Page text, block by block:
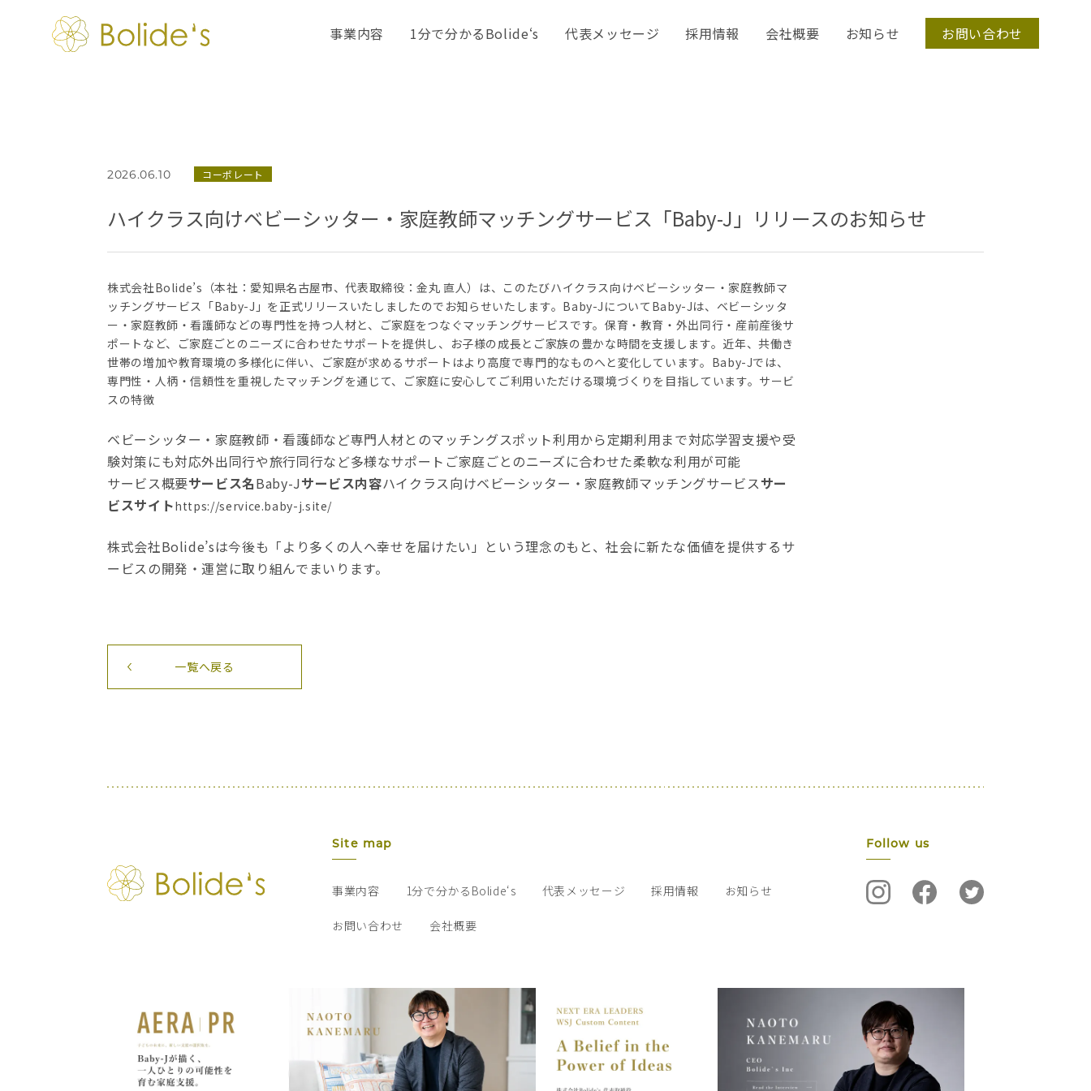
事業内容 1分で分かるBolide‘s 代表メッセージ 採用情報 会社概要 お知らせ お問い合わせ
2026.06.10 コーポレート
ハイクラス向けベビーシッター・家庭教師マッチングサービス「Baby-J」リリースのお知らせ
株式会社Bolide’s（本社：愛知県名古屋市、代表取締役：金丸 直人）は、このたびハイクラス向けベビーシッター・家庭教師マ
ッチングサービス「Baby-J」を正式リリースいたしましたのでお知らせいたします。Baby-JについてBaby-Jは、ベビーシッタ
ー・家庭教師・看護師などの専門性を持つ人材と、ご家庭をつなぐマッチングサービスです。保育・教育・外出同行・産前産後サ
ポートなど、ご家庭ごとのニーズに合わせたサポートを提供し、お子様の成長とご家族の豊かな時間を支援します。近年、共働き
世帯の増加や教育環境の多様化に伴い、ご家庭が求めるサポートはより高度で専門的なものへと変化しています。Baby-Jでは、
専門性・人柄・信頼性を重視したマッチングを通じて、ご家庭に安心してご利用いただける環境づくりを目指しています。サービ
スの特徴
ベビーシッター・家庭教師・看護師など専門人材とのマッチングスポット利用から定期利用まで対応学習支援や受
験対策にも対応外出同行や旅行同行など多様なサポートご家庭ごとのニーズに合わせた柔軟な利用が可能
サービス概要サービス名Baby-Jサービス内容ハイクラス向けベビーシッター・家庭教師マッチングサービスサー
ビスサイトhttps://service.baby-j.site/
株式会社Bolide’sは今後も「より多くの人へ幸せを届けたい」という理念のもと、社会に新たな価値を提供するサ
ービスの開発・運営に取り組んでまいります。
一覧へ戻る
Site map
事業内容 1分で分かるBolide‘s 代表メッセージ 採用情報 お知らせ
お問い合わせ 会社概要
Follow us